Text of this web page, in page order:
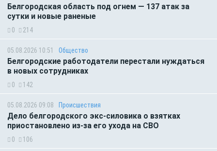
Белгородская область под огнем — 137 атак за
сутки и новые раненые
0 214
05.08.2026 10:51 Общество
Белгородские работодатели перестали нуждаться
в новых сотрудниках
0 142
05.08.2026 09:08 Происшествия
Дело белгородского экс-силовика о взятках
приостановлено из-за его ухода на СВО
0 106